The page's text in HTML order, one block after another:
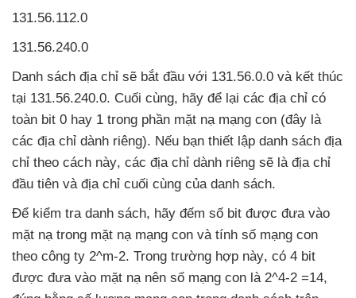
131.56.112.0
131.56.240.0
Danh sách địa chỉ sẽ bắt đầu với 131.56.0.0 và kết thúc
tại 131.56.240.0. Cuối cùng, hãy để lại các địa chỉ có
toàn bit 0 hay 1 trong phần mặt nạ mạng con (đây là
các địa chỉ dành riêng). Nếu bạn thiết lập danh sách địa
chỉ theo cách này, các địa chỉ dành riêng sẽ là địa chỉ
đầu tiên và địa chỉ cuối cùng của danh sách.
Để kiểm tra danh sách, hãy đếm số bit được đưa vào
mặt nạ trong mặt nạ mạng con và tính số mạng con
theo công ty 2^m-2. Trong trường hợp này, có 4 bit
được đưa vào mặt nạ nên số mạng con là 2^4-2 =14,